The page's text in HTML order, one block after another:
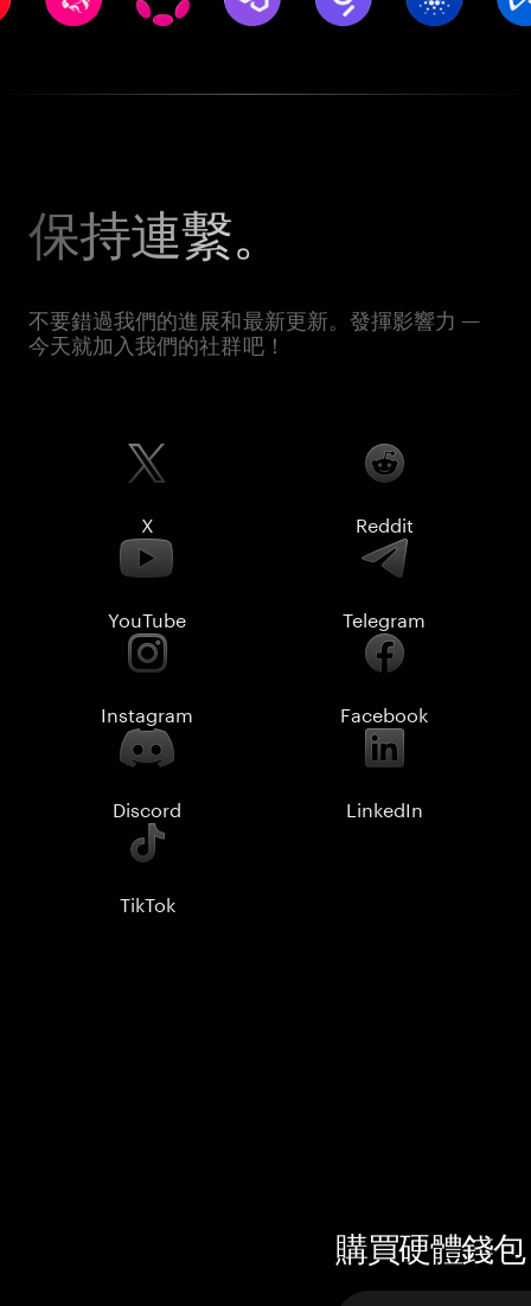
保持連繫。
不要錯過我們的進展和最新更新。發揮影響力 —
今天就加入我們的社群吧！
X Reddit
YouTube Telegram
Instagram Facebook
Discord LinkedIn
TikTok
購買硬體錢